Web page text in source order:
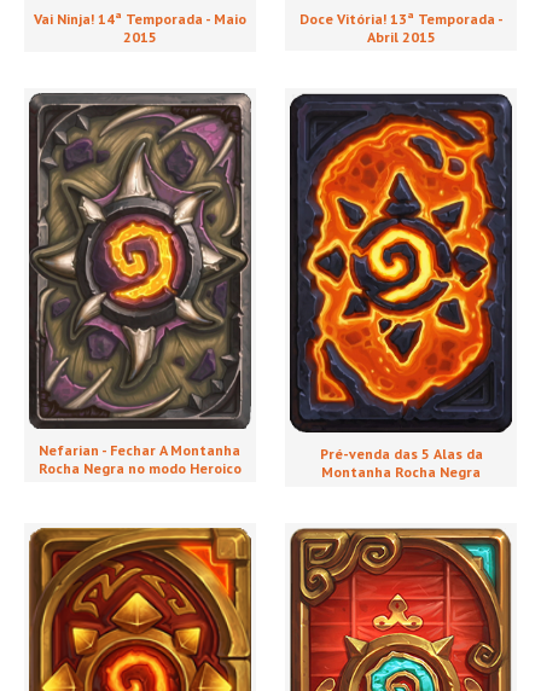
Vai Ninja! 14ª Temporada - Maio
2015
Doce Vitória! 13ª Temporada -
Abril 2015
Nefarian - Fechar A Montanha
Rocha Negra no modo Heroico
Pré-venda das 5 Alas da
Montanha Rocha Negra